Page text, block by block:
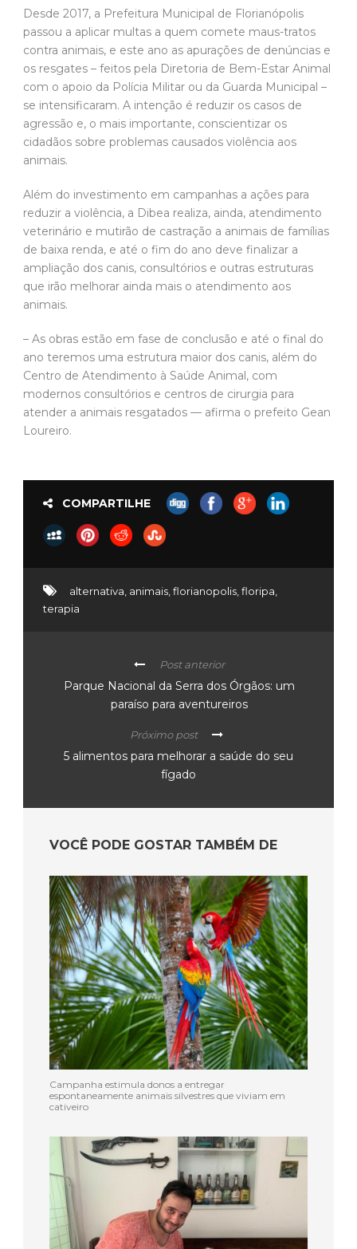
Desde 2017, a Prefeitura Municipal de Florianópolis
passou a aplicar multas a quem comete maus-tratos
contra animais, e este ano as apurações de denúncias e
os resgates – feitos pela Diretoria de Bem-Estar Animal
com o apoio da Polícia Militar ou da Guarda Municipal –
se intensificaram. A intenção é reduzir os casos de
agressão e, o mais importante, conscientizar os
cidadãos sobre problemas causados violência aos
animais.
Além do investimento em campanhas a ações para
reduzir a violência, a Dibea realiza, ainda, atendimento
veterinário e mutirão de castração a animais de famílias
de baixa renda, e até o fim do ano deve finalizar a
ampliação dos canis, consultórios e outras estruturas
que irão melhorar ainda mais o atendimento aos
animais.
– As obras estão em fase de conclusão e até o final do
ano teremos uma estrutura maior dos canis, além do
Centro de Atendimento à Saúde Animal, com
modernos consultórios e centros de cirurgia para
atender a animais resgatados — afirma o prefeito Gean
Loureiro.
COMPARTILHE
alternativa animais florianopolis floripa
terapia
Post anterior
Parque Nacional da Serra dos Órgãos: um
paraíso para aventureiros
Próximo post
5 alimentos para melhorar a saúde do seu
fígado
VOCÊ PODE GOSTAR TAMBÉM DE
Campanha estimula donos a entregar
espontaneamente animais silvestres que viviam em
cativeiro